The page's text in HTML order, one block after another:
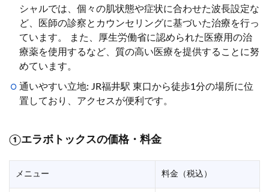
シャルでは、個々の肌状態や症状に合わせた波長設定な
ど、医師の診察とカウンセリングに基づいた治療を行っ
ています。 また、厚生労働省に認められた医療用の治
療薬を使用するなど、質の高い医療を提供することに努
めています。
通いやすい立地: JR福井駅 東口から徒歩1分の場所に位
置しており、アクセスが便利です。
①エラボトックスの価格・料金
メニュー 料金（税込）